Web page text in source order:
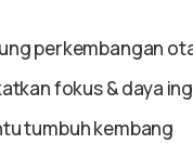
perkembangan
fokus & daya
tumbuh kembang